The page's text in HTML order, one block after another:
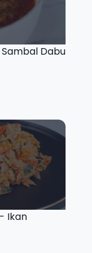
Dabu
Ikan